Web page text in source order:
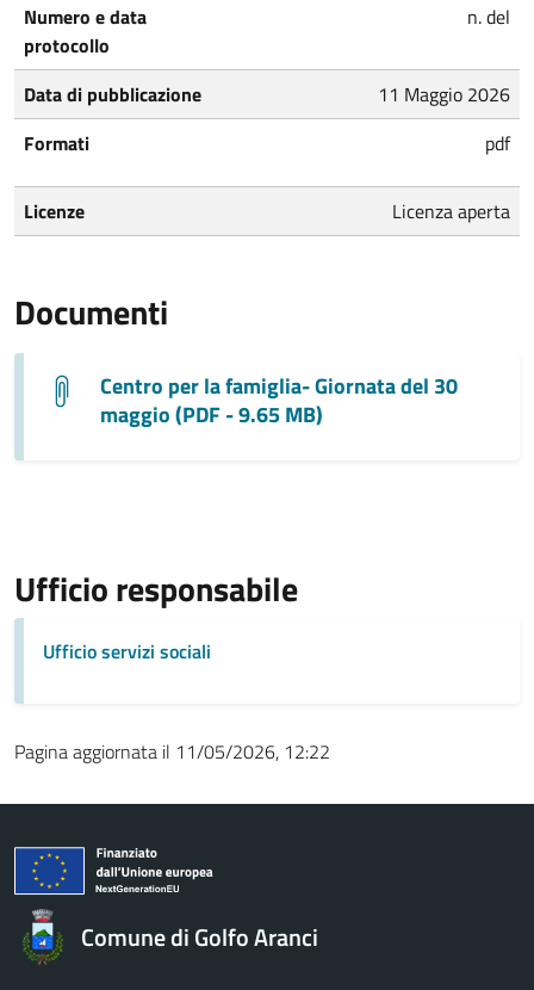
Numero e data
protocollo
n. del
Data di pubblicazione
11 Maggio 2026
Formati
pdf
Licenze Licenza aperta
Documenti
Centro per la famiglia- Giornata del 30
maggio (PDF - 9.65 MB)
Ufficio responsabile
Ufficio servizi sociali
Pagina aggiornata il 11/05/2026, 12:22
Comune di Golfo Aranci